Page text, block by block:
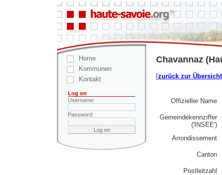
Home
Kommunen
Kontakt
Log on
Username:
Password:
Chavannaz
[zurück zur Übersicht
Offizieller Name
Gemeindekennziffer
('INSEE')
Arrondissement
Canton
Postleitzahl